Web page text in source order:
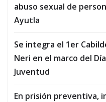
abuso sexual de
Ayutla
Se integra el 1er
Neri en el marco del
Juventud
En prisión preventiva,